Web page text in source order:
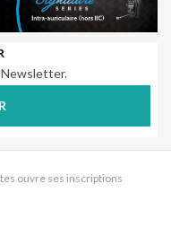
ouvre ses inscriptions